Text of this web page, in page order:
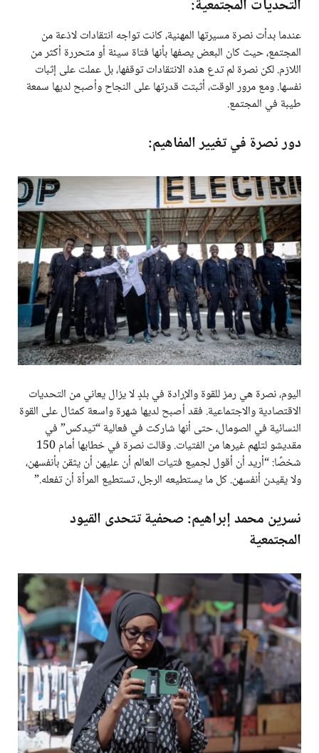
التحديات المجتمعية:
عندما بدأت نصرة مسيرتها المهنية، كانت تواجه انتقادات لاذعة من
المجتمع، حيث كان البعض يصفها بأنها فتاة سيئة أو متحررة أكثر من
اللازم. لكن نصرة لم تدع هذه الانتقادات توقفها، بل عملت على إثبات
نفسها. ومع مرور الوقت، أثبتت قدرتها على النجاح وأصبح لديها سمعة
طيبة في المجتمع.
دور نصرة في تغيير المفاهيم:
اليوم، نصرة هي رمز للقوة والإرادة في بلدٍ لا يزال يعاني من التحديات
الاقتصادية والاجتماعية. فقد أصبح لديها شهرة واسعة كمثال على القوة
النسائية في الصومال، حتى أنها شاركت في فعالية “تيدكس” في
مقديشو لتلهم غيرها من الفتيات. وقالت نصرة في خطابها أمام 150
شخصًا: “أريد أن أقول لجميع فتيات العالم أن عليهن أن يثقن بأنفسهن،
ولا يقيدن أنفسهن. كل ما يستطيعه الرجل، تستطيع المرأة أن تفعله.”
نسرين محمد إبراهيم: صحفية تتحدى القيود
المجتمعية